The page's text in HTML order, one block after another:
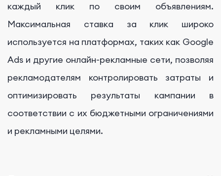
каждый клик по своим объявлениям.
Максимальная ставка за клик широко
используется на платформах, таких как Google
Ads и другие онлайн-рекламные сети, позволяя
рекламодателям контролировать затраты и
оптимизировать результаты кампании в
соответствии с их бюджетными ограничениями
и рекламными целями.